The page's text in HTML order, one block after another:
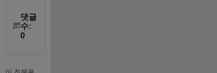
댓글
수:
0